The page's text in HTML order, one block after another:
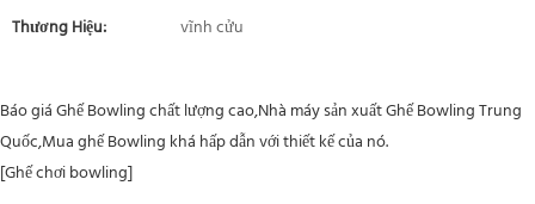
Thương Hiệu:
vĩnh cửu
Báo giá Ghế Bowling chất lượng cao,Nhà máy sản xuất Ghế Bowling Trung
Quốc,Mua ghế Bowling khá hấp dẫn với thiết kế của nó.
[Ghế chơi bowling]